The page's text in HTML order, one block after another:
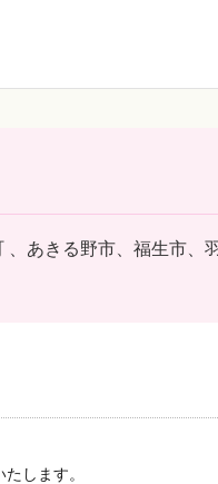
、あきる野市、福生市、
します。